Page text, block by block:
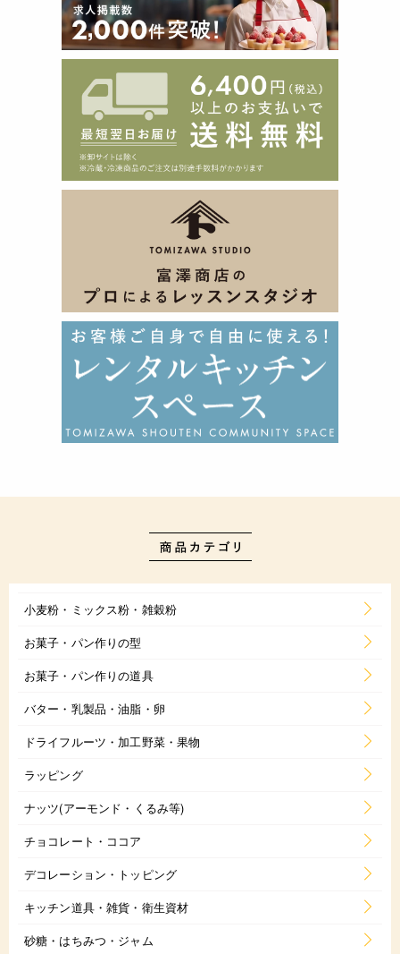
小麦粉・ミックス粉・雑穀粉
お菓子・パン作りの型
お菓子・パン作りの道具
バター・乳製品・油脂・卵
ドライフルーツ・加工野菜・果物
ラッピング
ナッツ(アーモンド・くるみ等)
チョコレート・ココア
デコレーション・トッピング
キッチン道具・雑貨・衛生資材
砂糖・はちみつ・ジャム